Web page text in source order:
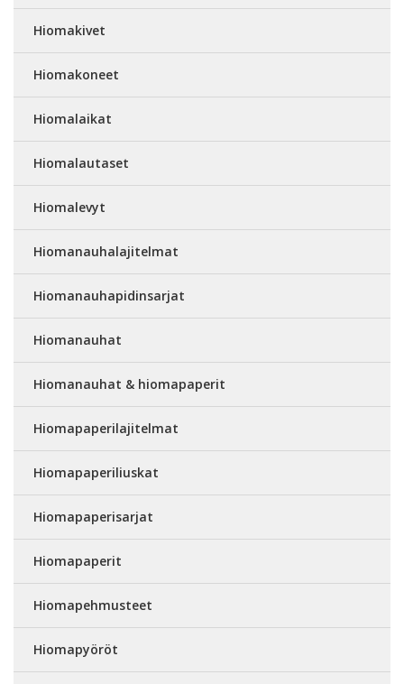
Hiomakivet
Hiomakoneet
Hiomalaikat
Hiomalautaset
Hiomalevyt
Hiomanauhalajitelmat
Hiomanauhapidinsarjat
Hiomanauhat
Hiomanauhat & hiomapaperit
Hiomapaperilajitelmat
Hiomapaperiliuskat
Hiomapaperisarjat
Hiomapaperit
Hiomapehmusteet
Hiomapyöröt